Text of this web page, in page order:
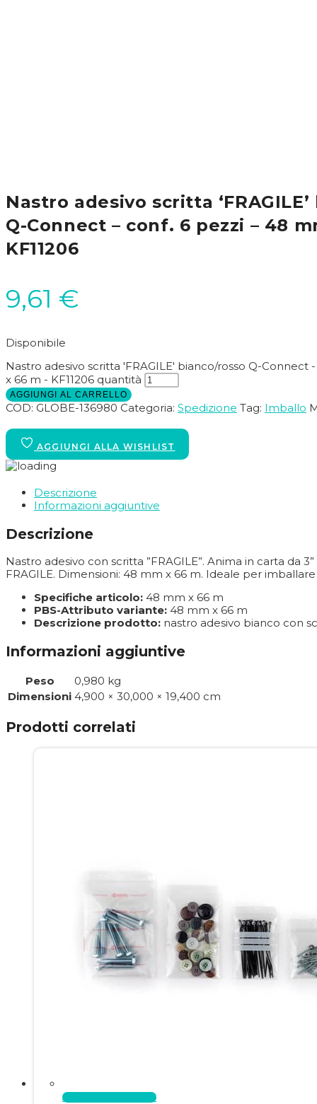
Nastro adesivo scritta
Q-Connect – conf. 6 pezzi – 48
KF11206
9,61 €
Disponibile
Nastro adesivo scritta 'FRAGILE' bianco/rosso Q-Connect
x 66 m - KF11206 quantità
AGGIUNGI AL CARRELLO
COD: GLOBE-136980 Categoria: Spedizione Tag: Imballo
Descrizione
Informazioni aggiuntive
Descrizione
Nastro adesivo con scritta ”FRAGILE”. Anima in carta da
FRAGILE. Dimensioni: 48 mm x 66 m. Ideale per
Specifiche articolo: 48 mm x 66 m
PBS-Attributo variante: 48 mm x 66 m
Descrizione prodotto: nastro adesivo bianco con
Informazioni aggiuntive
Peso
0,980 kg
Dimensioni 4,900 × 30,000 × 19,400 cm
Prodotti correlati
Aggiungi al carrello